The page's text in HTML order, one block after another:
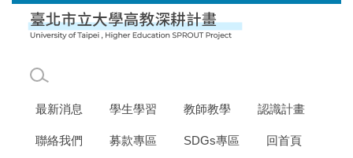
最新消息 學生學習 教師教學 認識計畫
聯絡我們 募款專區 SDGs專區 回首頁